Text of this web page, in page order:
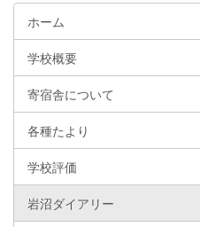
ホーム
学校概要
寄宿舎について
各種たより
学校評価
岩沼ダイアリー